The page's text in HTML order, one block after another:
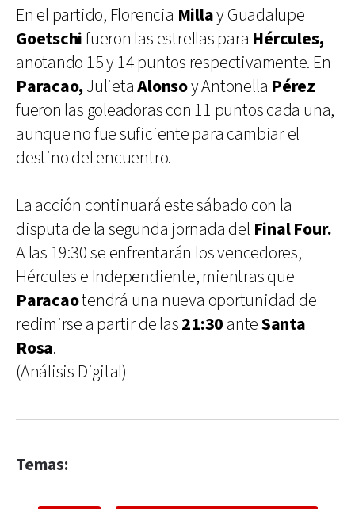
En el partido, Florencia Millay Guadalupe
Goetschifueron las estrellas para Hércules,
anotando 15 y 14 puntos respectivamente. En
Paracao,JulietaAlonsoy Antonella Pérez
fueron las goleadoras con 11 puntos cada una,
aunque no fue suficiente para cambiar el
destino del encuentro.
La acción continuará este sábado con la
disputa de la segunda jornada del Final Four.
A las 19:30 se enfrentarán los vencedores,
Hércules e Independiente, mientras que
Paracaotendrá una nueva oportunidad de
redimirse a partir de las21:30 anteSanta
Rosa.
(Análisis Digital)
Temas: